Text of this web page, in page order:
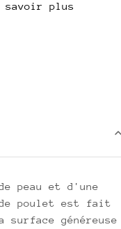
plus
peau et d'une
poulet est fait
généreuse